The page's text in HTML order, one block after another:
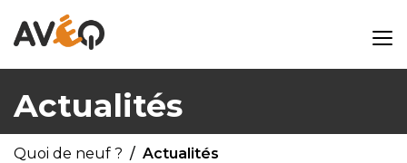
Actualités
Quoi de neuf ? Actualités